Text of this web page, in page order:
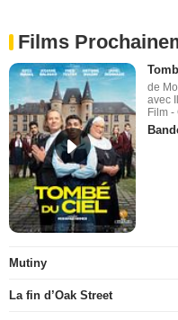
Films
de
avec
Film
Mutiny
La fin d’Oak Street